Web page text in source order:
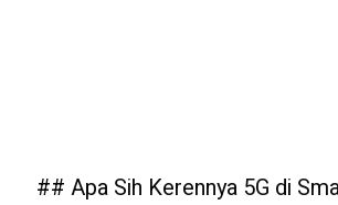
## Apa Sih Kerennya 5G di